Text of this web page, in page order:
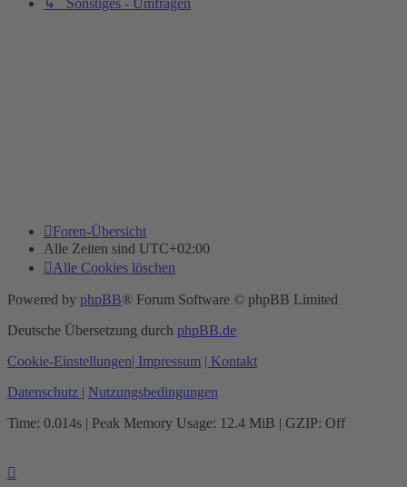
↳ Sonstiges - Umfragen
Foren-Übersicht
Alle Zeiten sind UTC+02:00
Alle Cookies löschen
Powered by phpBB® Forum Software © phpBB Limited
Deutsche Übersetzung durch phpBB.de
Cookie-Einstellungen| Impressum | Kontakt
Datenschutz | Nutzungsbedingungen
Time: 0.014s | Peak Memory Usage: 12.4 MiB | GZIP: Off